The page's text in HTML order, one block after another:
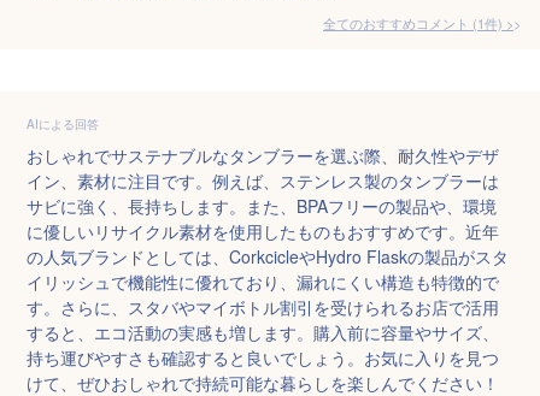
全てのおすすめコメント (1件) >
AIによる回答
おしゃれでサステナブルなタンブラーを選ぶ際、耐久性やデザ
イン、素材に注目です。例えば、ステンレス製のタンブラーは
サビに強く、長持ちします。また、BPAフリーの製品や、環境
に優しいリサイクル素材を使用したものもおすすめです。近年
の人気ブランドとしては、CorkcicleやHydro Flaskの製品がスタ
イリッシュで機能性に優れており、漏れにくい構造も特徴的で
す。さらに、スタバやマイボトル割引を受けられるお店で活用
すると、エコ活動の実感も増します。購入前に容量やサイズ、
持ち運びやすさも確認すると良いでしょう。お気に入りを見つ
けて、ぜひおしゃれで持続可能な暮らしを楽しんでください！